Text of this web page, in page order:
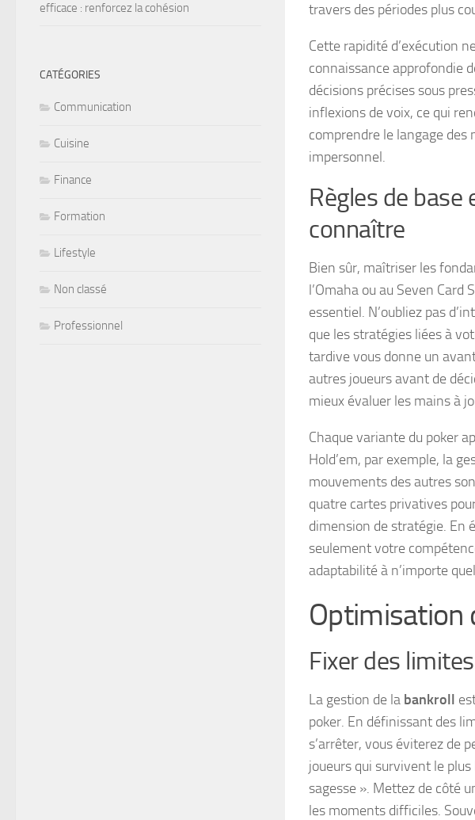
travers des périodes plus
Cette rapidité d’exécution
connaissance approfondie
décisions précises sous
inflexions de voix, ce qui
comprendre le langage
impersonnel.
Règles de
connaître
Bien sûr, maîtriser les
l’Omaha ou au Seven
essentiel. N’oubliez pas
que les stratégies liées à
tardive vous donne un
autres joueurs avant de
mieux évaluer les mains à
Chaque variante du poker
Hold’em, par exemple, la
mouvements des autres
quatre cartes privatives
dimension de stratégie. En
seulement votre
adaptabilité à n’importe
Optimisation
Fixer des
La gestion de la bankroll
poker. En définissant des
s’arrêter, vous éviterez de
joueurs qui survivent le
sagesse ». Mettez de côté
les moments difficiles.
efficace : renforcez la cohésion
CATÉGORIES
Communication
Cuisine
Finance
Formation
Lifestyle
Non classé
Professionnel